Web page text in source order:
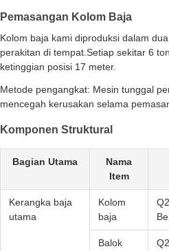
Pemasangan Kolom Baja
Kolom baja kami diproduksi dalam
perakitan di tempat.Setiap sekitar 6
ketinggian posisi 17 meter.
Metode pengangkat: Mesin tunggal
mencegah kerusakan selama
Komponen Struktural
Bagian Utama
Nama
Item
Kerangka baja
utama
Kolom
baja
Balok